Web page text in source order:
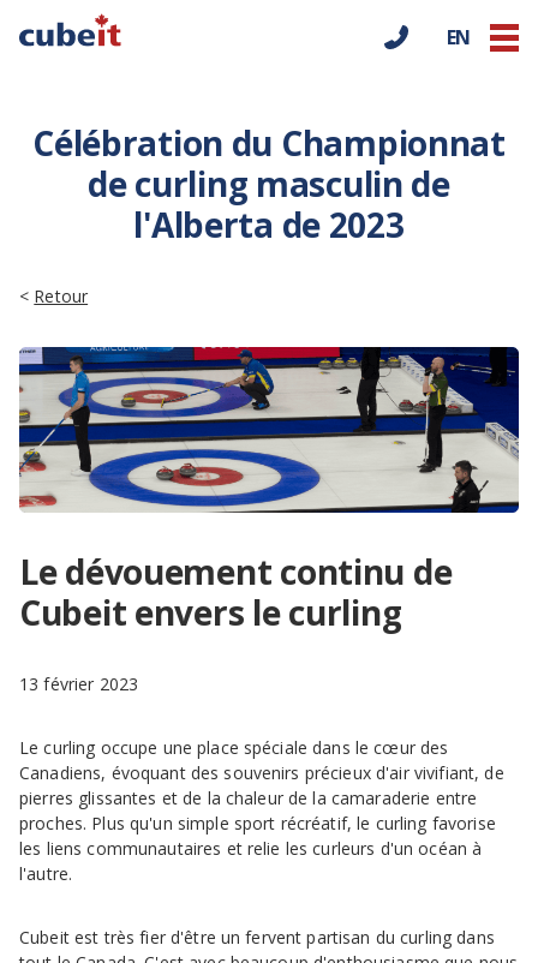
EN
Célébration du Championnat
de curling masculin de
l'Alberta de 2023
< Retour
Le dévouement continu de
Cubeit envers le curling
13 février 2023
Le curling occupe une place spéciale dans le cœur des
Canadiens, évoquant des souvenirs précieux d'air vivifiant, de
pierres glissantes et de la chaleur de la camaraderie entre
proches. Plus qu'un simple sport récréatif, le curling favorise
les liens communautaires et relie les curleurs d'un océan à
l'autre.
Cubeit est très fier d'être un fervent partisan du curling dans